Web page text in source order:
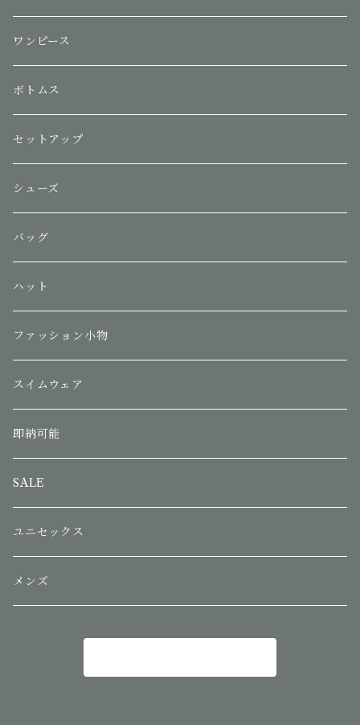
ワンピース
ボトムス
セットアップ
シューズ
バッグ
ハット
ファッション小物
スイムウェア
即納可能
SALE
ユニセックス
メンズ